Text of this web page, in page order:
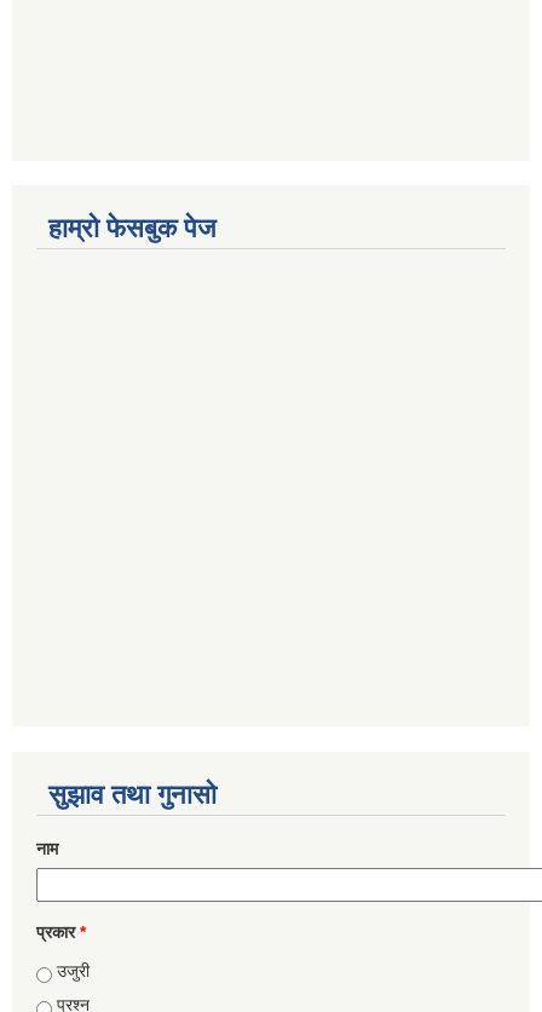
हाम्रो फेसबुक पेज
सुझाव तथा गुनासो
नाम
प्रकार*
उजुरी
प्रश्न